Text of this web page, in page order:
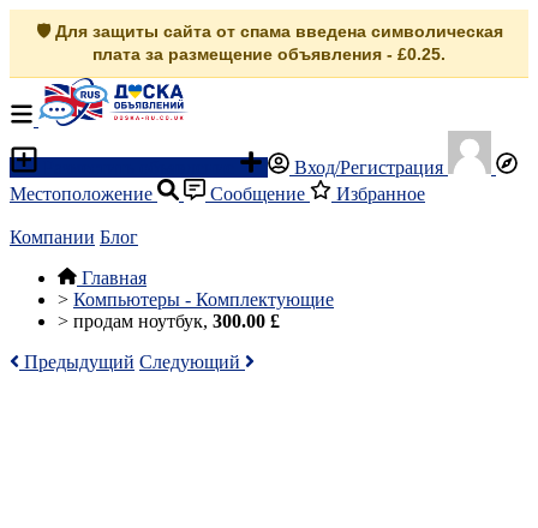
🛡️ Для защиты сайта от спама введена символическая
плата за размещение объявления - £0.25.
Вход/Регистрация
Местоположение
Сообщение Избранное
Компании Блог
Главная
> Компьютеры - Комплектующие
> продам ноутбук, 300.00 £
Предыдущий Следующий